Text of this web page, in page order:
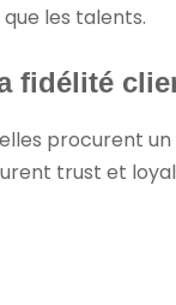
les talents.
fidélité
procurent un
trust et